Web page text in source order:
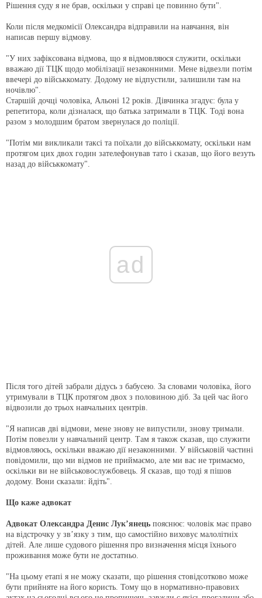
Рішення суду я не брав, оскільки у справі це повинно бути".
Коли після медкомісії Олександра відправили на навчання, він
написав першу відмову.
"У них зафіксована відмова, що я відмовляюся служити, оскільки
вважаю дії ТЦК щодо мобілізації незаконними. Мене відвезли потім
ввечері до військкомату. Додому не відпустили, залишили там на
ночівлю".
Старшій дочці чоловіка, Альоні 12 років. Дівчинка згадує: була у
репетитора, коли дізналася, що батька затримали в ТЦК. Тоді вона
разом з молодшим братом звернулася до поліції.
"Потім ми викликали таксі та поїхали до військкомату, оскільки нам
протягом цих двох годин зателефонував тато і сказав, що його везуть
назад до військкомату".
ad
Після того дітей забрали дідусь з бабусею. За словами чоловіка, його
утримували в ТЦК протягом двох з половиною діб. За цей час його
відвозили до трьох навчальних центрів.
"Я написав дві відмови, мене знову не випустили, знову тримали.
Потім повезли у навчальний центр. Там я також сказав, що служити
відмовляюсь, оскільки вважаю дії незаконними. У військовій частині
повідомили, що ми відмов не приймаємо, але ми вас не тримаємо,
оскільки ви не військовослужбовець. Я сказав, що тоді я пішов
додому. Вони сказали: йдіть".
Що каже адвокат
Адвокат Олександра Денис Лук’янець пояснює: чоловік має право
на відстрочку у зв’язку з тим, що самостійно виховує малолітніх
дітей. Але лише судового рішення про визначення місця їхнього
проживання може бути не достатньо.
"На цьому етапі я не можу сказати, що рішення стовідсотково може
бути прийняте на його користь. Тому що в нормативно-правових